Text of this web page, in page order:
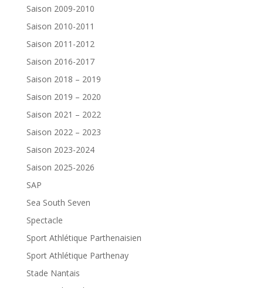
Saison 2009-2010
Saison 2010-2011
Saison 2011-2012
Saison 2016-2017
Saison 2018 – 2019
Saison 2019 – 2020
Saison 2021 – 2022
Saison 2022 – 2023
Saison 2023-2024
Saison 2025-2026
SAP
Sea South Seven
Spectacle
Sport Athlétique Parthenaisien
Sport Athlétique Parthenay
Stade Nantais